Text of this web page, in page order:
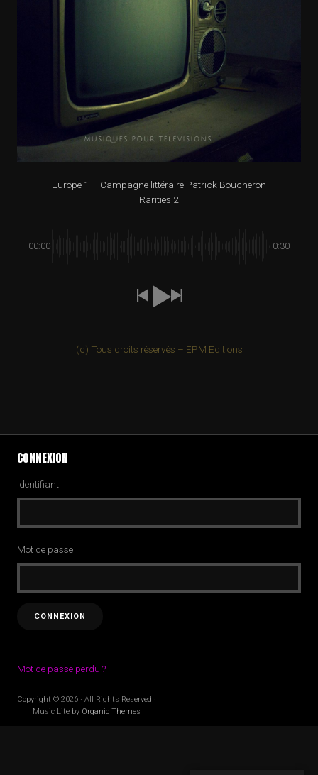
Europe 1 – Campagne littéraire Patrick Boucheron
Rarities 2
00:00 -0:30
(c) Tous droits réservés – EPM Editions
CONNEXION
Identifiant
Mot de passe
Mot de passe perdu ?
Copyright © 2026 · All Rights Reserved ·
Music Lite by Organic Themes